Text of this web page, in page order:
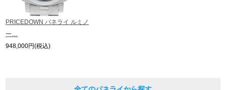
PRICEDOWN パネライ ルミノ
ー…
948,000円(税込)